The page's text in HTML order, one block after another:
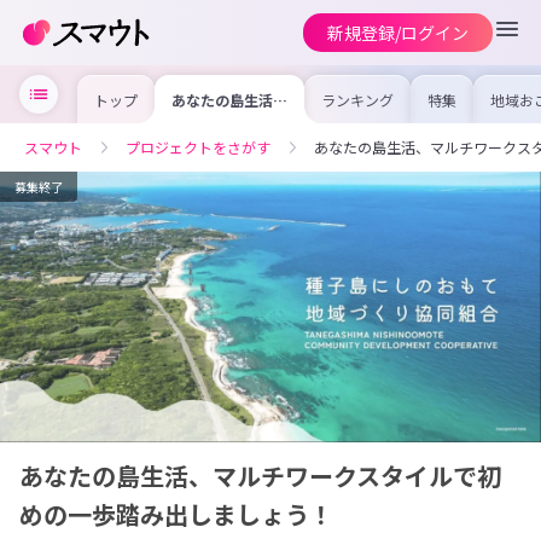
新規登録/ログイン
トップ あなたの島生活、
マルチワークスタ
踏み出しましょ
う！
ランキング 特集 地域お
の求
を集め
事内容
を比
合った
けよう
スマウト プロジェクトをさがす あなたの島生活、マルチワークス
募集終了
あなたの島生活、マルチワークスタイルで初
めの一歩踏み出しましょう！